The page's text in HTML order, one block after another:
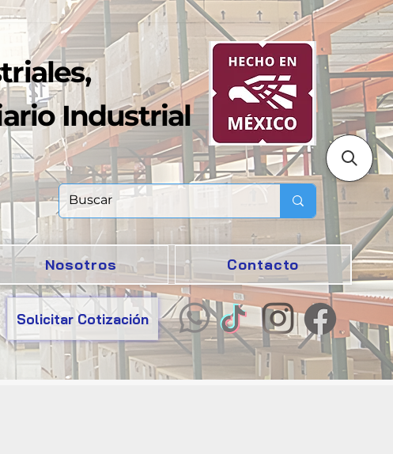
Industrial
Nosotros Contacto
Solicitar Cotización